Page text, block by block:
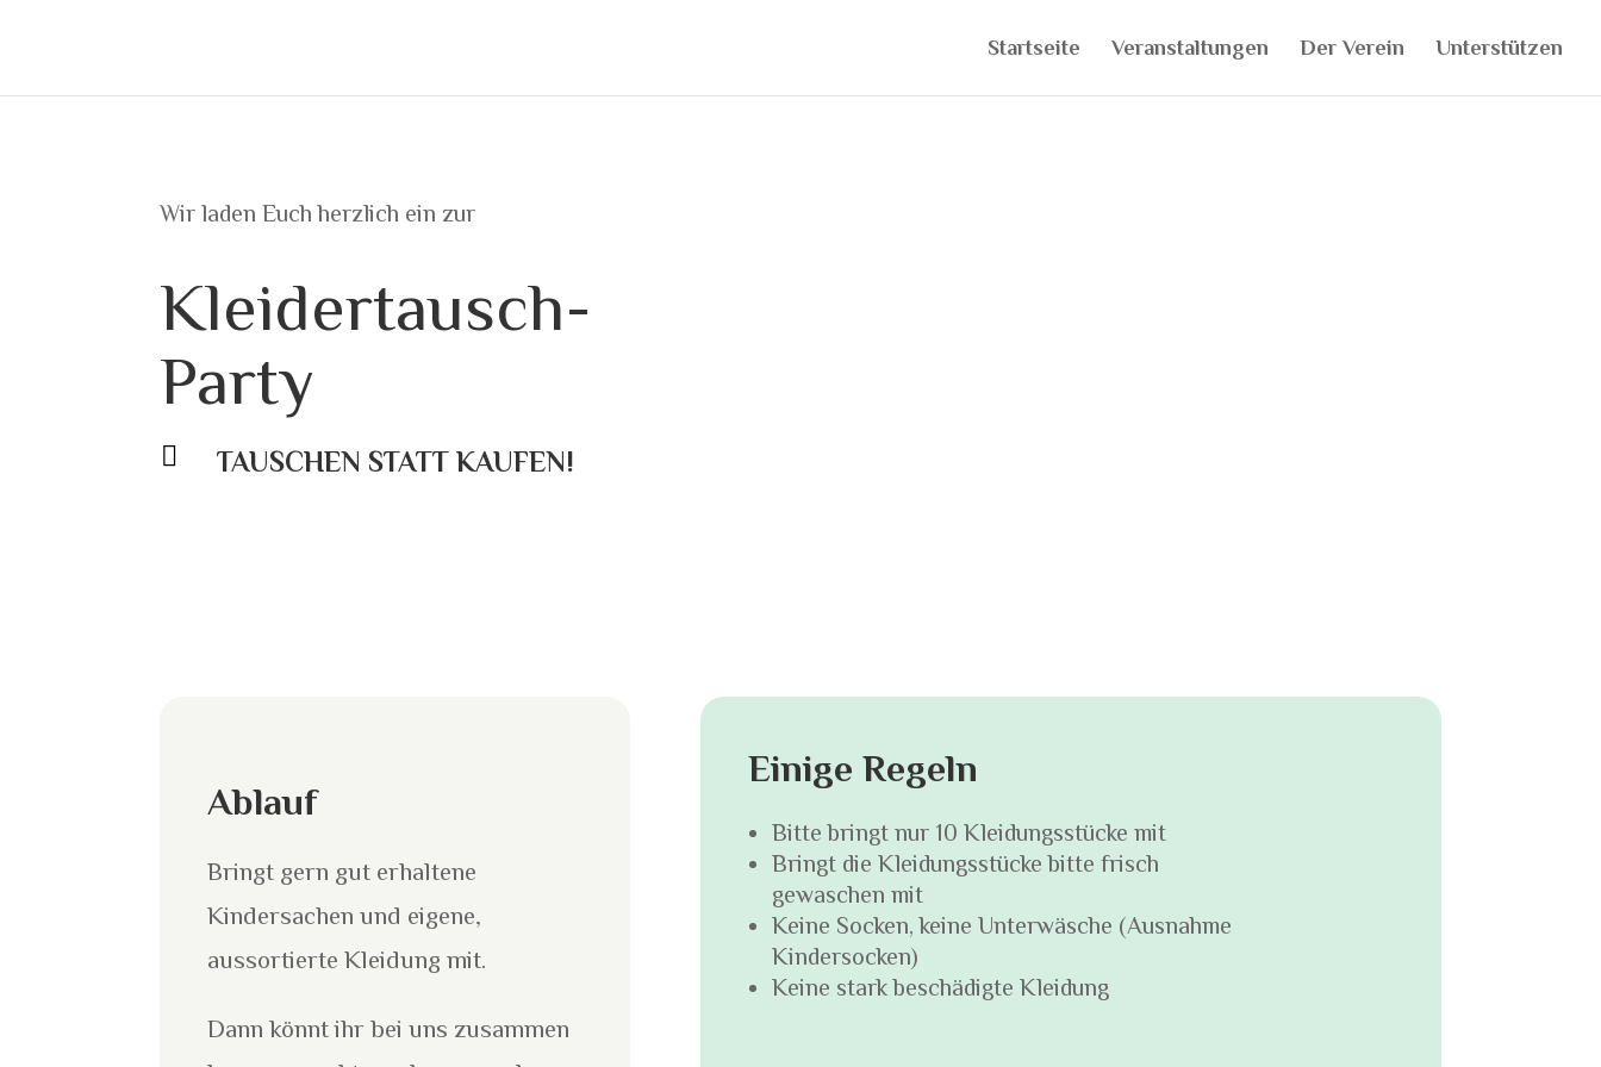
Startseite Veranstaltungen Der Verein Unterstützen
Wir laden Euch herzlich ein zur
Kleidertausch-
Party
 TAUSCHEN STATT KAUFEN!
Ablauf
Bringt gern gut erhaltene
Kindersachen und eigene,
aussortierte Kleidung mit.
Dann könnt ihr bei uns zusammen
Einige Regeln
Bitte bringt nur 10 Kleidungsstücke mit
Bringt die Kleidungsstücke bitte frisch
gewaschen mit
Keine Socken, keine Unterwäsche (Ausnahme
Kindersocken)
Keine stark beschädigte Kleidung